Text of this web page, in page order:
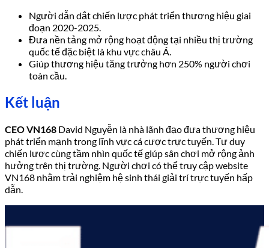
Người dẫn dắt chiến lược phát triển thương hiệu giai
đoạn 2020-2025.
Đưa nền tảng mở rộng hoạt động tại nhiều thị trường
quốc tế đặc biệt là khu vực châu Á.
Giúp thương hiệu tăng trưởng hơn 250% người chơi
toàn cầu.
Kết luận
CEO VN168 David Nguyễn là nhà lãnh đạo đưa thương hiệu
phát triển mạnh trong lĩnh vực cá cược trực tuyến. Tư duy
chiến lược cùng tầm nhìn quốc tế giúp sân chơi mở rộng ảnh
hưởng trên thị trường. Người chơi có thể truy cập website
VN168 nhằm trải nghiệm hệ sinh thái giải trí trực tuyến hấp
dẫn.